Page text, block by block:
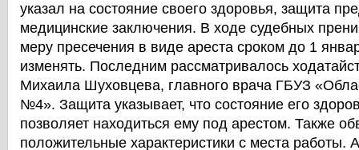
указал на состояние своего здоровья, защита
медицинские заключения. В ходе судебных
меру пресечения в виде ареста сроком до 1
изменять. Последним рассматривалось
Михаила Шуховцева, главного врача ГБУЗ
№4». Защита указывает, что состояние его
позволяет находиться ему под арестом. Также
положительные характеристики с места работы.